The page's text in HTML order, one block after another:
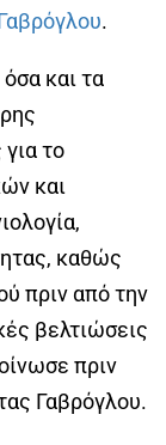
.
και τα
το
και
καθώς
πριν από την
βελτιώσεις
πριν
Γαβρόγλου.